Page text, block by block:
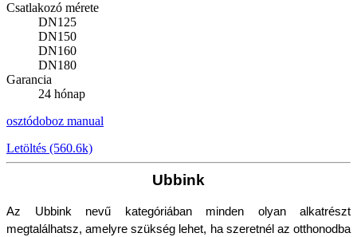
Csatlakozó mérete
DN125
DN150
DN160
DN180
Garancia
24 hónap
osztódoboz manual
Letöltés (560.6k)
Ubbink
Az Ubbink nevű kategóriában minden olyan alkatrészt
megtalálhatsz, amelyre szükség lehet, ha szeretnél az otthonodba